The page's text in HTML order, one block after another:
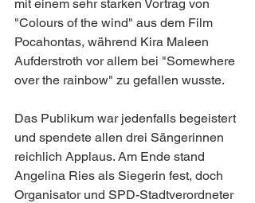
mit einem sehr starken Vortrag von
"Colours of the wind" aus dem Film
Pocahontas, während Kira Maleen
Aufderstroth vor allem bei "Somewhere
over the rainbow" zu gefallen wusste.
Das Publikum war jedenfalls begeistert
und spendete allen drei Sängerinnen
reichlich Applaus. Am Ende stand
Angelina Ries als Siegerin fest, doch
Organisator und SPD-Stadtverordneter